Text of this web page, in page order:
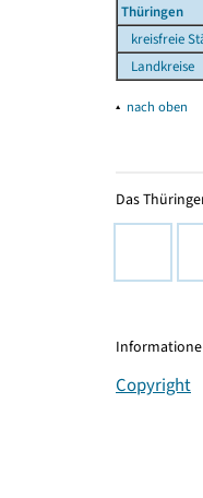
Thüringen
kreisfreie
Landkreise
▴ nach oben
Das
Copyright